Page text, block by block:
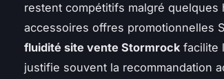
restent compétitifs malgré
accessoires offres promotionnelles
fluidité site vente Stormrock facilite
justifie souvent la recommandation